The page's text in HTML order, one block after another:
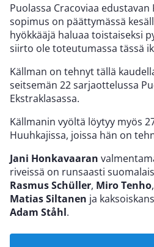
Puolassa Cracoviaa
sopimus on päättymässä
hyökkääjä haluaa toistaiseksi
siirto ole toteutumassa tässä
Källman on tehnyt tällä
seitsemän 22 sarjaottelussa
Ekstraklasassa.
Källmanin vyöltä löytyy myös
Huuhkajissa, joissa hän on
Jani Honkavaaran
riveissä on runsaasti
Rasmus Schüller, Miro Tenho,
Matias Siltanen ja
Adam Ståhl.